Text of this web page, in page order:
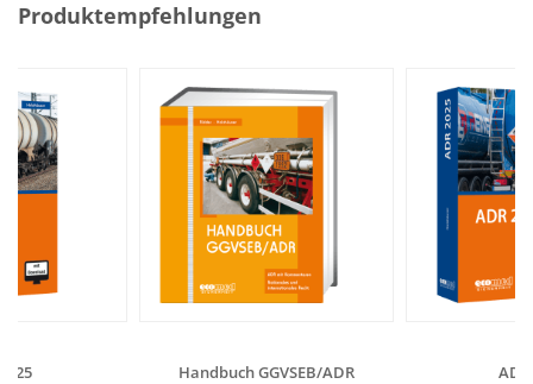
Produktempfehlungen
Handbuch GGVSEB/ADR